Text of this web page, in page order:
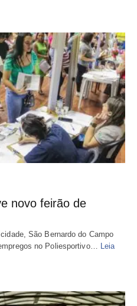
novo feirão de
São Bernardo do Campo
no Poliesportivo…
Leia